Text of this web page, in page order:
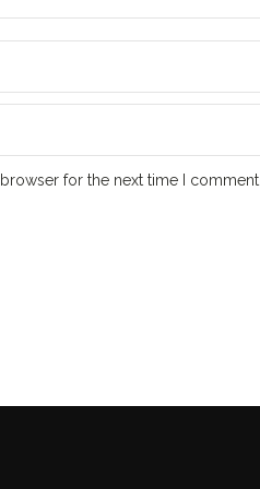
for the next time I comment.